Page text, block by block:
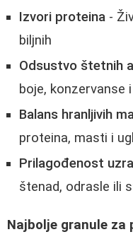
Izvori proteina -
biljnih
Odsustvo štetnih
boje, konzervanse
Balans hranljivih
proteina, masti i
Prilagođenost
štenad, odrasle ili
Najbolje granule za